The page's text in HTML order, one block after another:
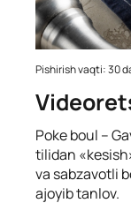
Pishirish vaqti: 30
Poke boul –
tilidan
va sabzavotli
ajoyib tanlov.